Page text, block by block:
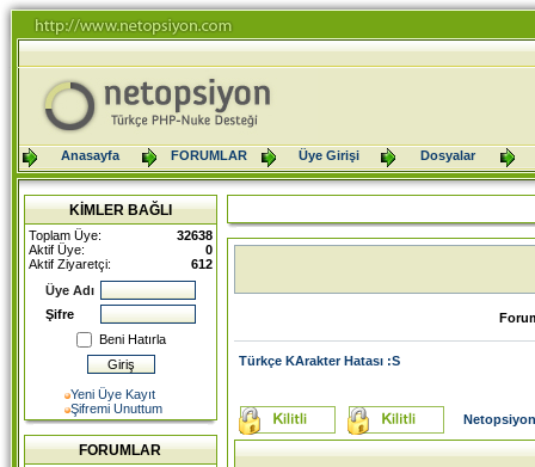
Anasayfa FORUMLAR Üye Girişi Dosyalar
KİMLER BAĞLI
Toplam Üye:
32638
Aktif Üye:
0
Aktif Ziyaretçi:
612
Üye Adı
Şifre
Beni Hatırla
Yeni Üye Kayıt
Şifremi Unuttum
FORUMLAR
Türkçe KArakter Hatası :S